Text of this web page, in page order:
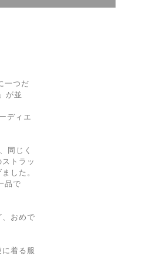
一つだ
が並
ディエ
同じく
トラッ
した。
品で
おめで
着る服